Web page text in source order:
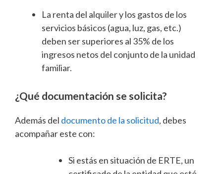
La renta del alquiler y los gastos de los
servicios básicos (agua, luz, gas, etc.)
deben ser superiores al 35% de los
ingresos netos del conjunto de la unidad
familiar.
¿Qué documentación se solicita?
Además del documento de la solicitud, debes
acompañar este con:
Si estás en situación de ERTE, un